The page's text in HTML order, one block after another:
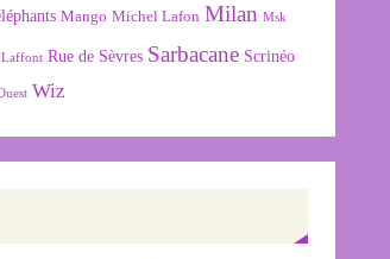
Mango Michel Lafon Milan Msk
Laffont Rue de Sèvres Sarbacane Scrinéo
Wiz